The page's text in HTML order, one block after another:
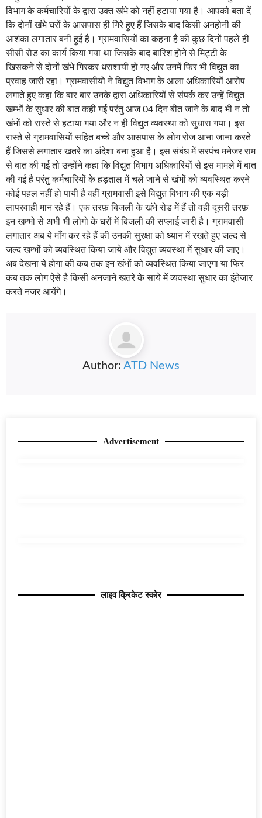
विभाग के कर्मचारियों के द्वारा उक्त खंभे को नहीं हटाया गया है। आपको बता दें
कि दोनों खंभे घरों के आसपास ही गिरे हुए हैं जिसके बाद किसी अनहोनी की
आशंका लगातार बनी हुई है। ग्रामवासियों का कहना है की कुछ दिनों पहले ही
सीसी रोड का कार्य किया गया था जिसके बाद बारिश होने से मिट्टी के
खिसकने से दोनों खंभे गिरकर धराशायी हो गए और उनमें फिर भी विद्युत का
प्रवाह जारी रहा। ग्रामवासीयो ने विद्युत विभाग के आला अधिकारियों आरोप
लगाते हुए कहा कि बार बार उनके द्वारा अधिकारियों से संपर्क कर उन्हें विद्युत
खम्भों के सुधार की बात कही गई परंतु आज 04 दिन बीत जाने के बाद भी न तो
खंभों को रास्ते से हटाया गया और न ही विद्युत व्यवस्था को सुधारा गया। इस
रास्ते से ग्रामवासियों सहित बच्चे और आसपास के लोग रोज आना जाना करते
हैं जिससे लगातार खतरे का अंदेशा बना हुआ है। इस संबंध में सरपंच मनेजर राम
से बात की गई तो उन्होंने कहा कि विद्युत विभाग अधिकारियों से इस मामले में बात
की गई है परंतु कर्मचारियों के हड़ताल में चले जाने से खंभों को व्यवस्थित करने
कोई पहल नहीं हो पायी है वहीं ग्रामवासी इसे विद्युत विभाग की एक बड़ी
लापरवाही मान रहे हैं। एक तरफ़ बिजली के खंभे रोड में हैं तो वही दूसरी तरफ़
इन खम्भो से अभी भी लोगो के घरों में बिजली की सप्लाई जारी है। ग्रामवासी
लगातार अब ये माँग कर रहे हैं की उनकी सुरक्षा को ध्यान में रखते हुए जल्द से
जल्द खम्भों को व्यवस्थित किया जाये और विद्युत व्यवस्था में सुधार की जाए।
अब देखना ये होगा की कब तक इन खंभों को व्यवस्थित किया जाएगा या फिर
कब तक लोग ऐसे है किसी अनजाने खतरे के साये में व्यवस्था सुधार का इंतेजार
करते नजर आयेंगे।
Author: ATD News
Advertisement
लाइव क्रिकेट स्कोर